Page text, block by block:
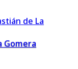
Gomera